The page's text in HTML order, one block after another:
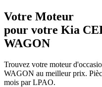
Votre Moteur
pour votre Kia
WAGON
Trouvez votre moteur
WAGON au meilleur prix.
mois par LPAO.